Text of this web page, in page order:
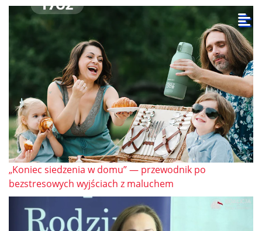
„Koniec siedzenia w domu” — przewodnik po
bezstresowych wyjściach z maluchem